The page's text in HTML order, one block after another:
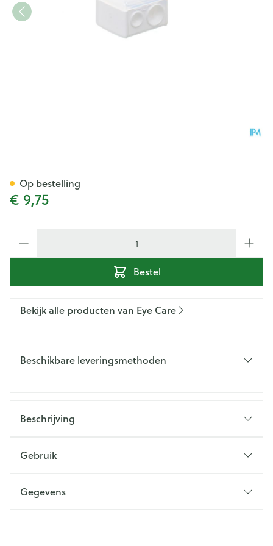
€ 9,75
Bestel
Op bestelling
Bekijk alle producten van Eye Care
Beschikbare leveringsmethoden
Beschrijving
Gebruik
Gegevens